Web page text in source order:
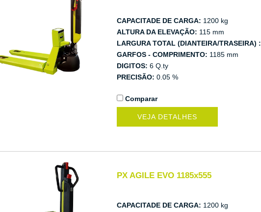
CAPACITADE DE CARGA: 1200 kg
ALTURA DA ELEVAÇÃO: 115 mm
LARGURA TOTAL (DIANTEIRA/TRASEIRA) :
GARFOS - COMPRIMENTO: 1185 mm
DIGITOS: 6 Q.ty
PRECISÃO: 0.05 %
Comparar
VEJA DETALHES
PX AGILE EVO 1185x555
CAPACITADE DE CARGA: 1200 kg